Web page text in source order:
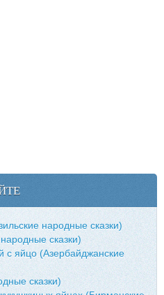
народные сказки)
сказки)
с яйцо (Азербайджанские
сказки)